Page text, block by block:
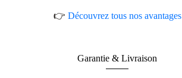
👉 Découvrez tous nos avantages
Garantie & Livraison